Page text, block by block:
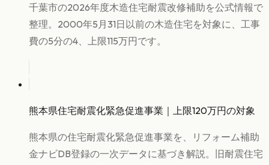
千葉市の2026年度木造住宅耐震改修補助を公式情報で
整理。2000年5月31日以前の木造住宅を対象に、工事
費の5分の4、上限115万円です。
熊本県住宅耐震化緊急促進事業｜上限120万円の対象
熊本県の住宅耐震化緊急促進事業を、リフォーム補助
金ナビDB登録の一次データに基づき解説。旧耐震住宅